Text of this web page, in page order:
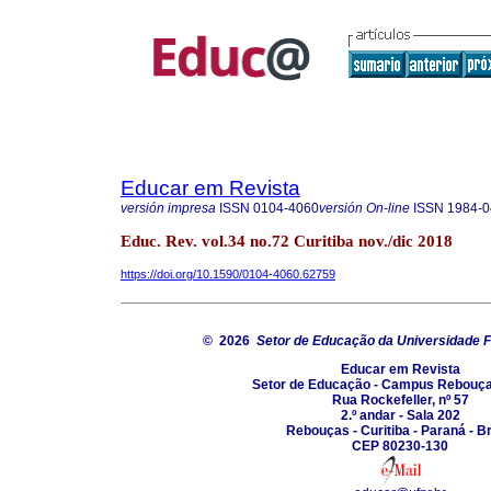
Educar em Revista
versión impresa ISSN 0104-4060versión On-line ISSN 1984-
Educ. Rev. vol.34 no.72 Curitiba nov./dic 2018
https://doi.org/10.1590/0104-4060.62759
© 2026 Setor de Educação da Universidade
Educar em Revista
Setor de Educação - Campus
Rua Rockefeller, nº 57
2.º andar - Sala 202
Rebouças - Curitiba - Paraná -
CEP 80230-130